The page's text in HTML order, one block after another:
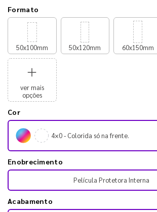
Formato
50x100mm 50x120mm 60x150mm
ver mais
opções
Cor
4×0 - Colorida só na frente.
Enobrecimento
Película Protetora Interna
Acabamento